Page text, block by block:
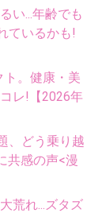
い...年齢でも
ているかも!
。健康・美
レ!【2026年
、どう乗り越
共感の声<漫
荒れ...ズタズ